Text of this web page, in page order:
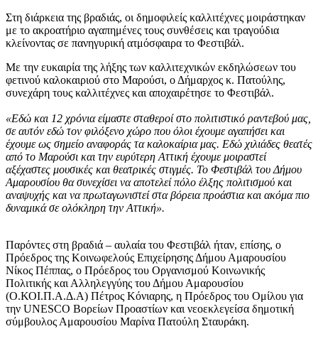
Στη διάρκεια της βραδιάς, οι δημοφιλείς καλλιτέχνες μοιράστηκαν
με το ακροατήριο αγαπημένες τους συνθέσεις και τραγούδια
κλείνοντας σε πανηγυρική ατμόσφαιρα το Φεστιβάλ.
Με την ευκαιρία της λήξης των καλλιτεχνικών εκδηλώσεων του
φετινού καλοκαιριού στο Μαρούσι, ο Δήμαρχος κ. Πατούλης,
συνεχάρη τους καλλιτέχνες και αποχαιρέτησε το Φεστιβάλ.
«Εδώ και 12 χρόνια είμαστε σταθεροί στο πολιτιστικό ραντεβού μας,
σε αυτόν εδώ τον φιλόξενο χώρο που όλοι έχουμε αγαπήσει και
έχουμε ως σημείο αναφοράς τα καλοκαίρια μας. Εδώ χιλιάδες θεατές
από το Μαρούσι και την ευρύτερη Αττική έχουμε μοιραστεί
αξέχαστες μουσικές και θεατρικές στιγμές. Το Φεστιβάλ του Δήμου
Αμαρουσίου θα συνεχίσει να αποτελεί πόλο έλξης πολιτισμού και
αναψυχής και να πρωταγωνιστεί στα βόρεια προάστια και ακόμα πιο
δυναμικά σε ολόκληρη την Αττική».
Παρόντες στη βραδιά – αυλαία του Φεστιβάλ ήταν, επίσης, o
Πρόεδρος της Κοινωφελούς Επιχείρησης Δήμου Αμαρουσίου
Νίκος Πέππας, ο Πρόεδρος του Οργανισμού Κοινωνικής
Πολιτικής και Αλληλεγγύης του Δήμου Αμαρουσίου
(Ο.ΚΟΙ.Π.Α.Δ.Α) Πέτρος Κόνιαρης, η Πρόεδρος του Ομίλου για
την UNESCO Βορείων Προαστίων και νεοεκλεγείσα δημοτική
σύμβουλος Αμαρουσίου Μαρίνα Πατούλη Σταυράκη.